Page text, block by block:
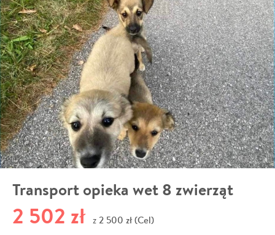
Transport opieka wet 8 zwierząt
2 502 zł z 2 500 zł (Cel)